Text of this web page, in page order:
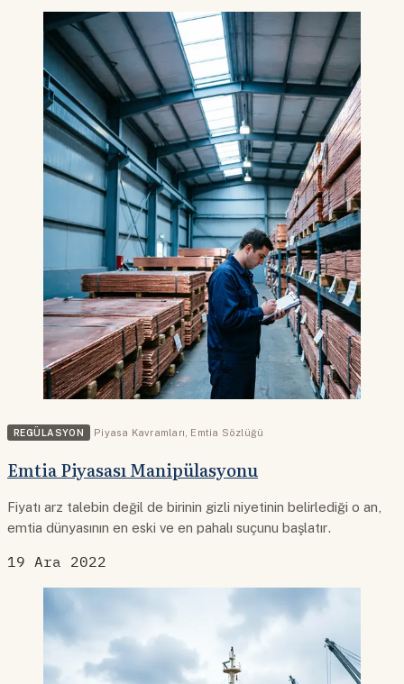
REGÜLASYON Piyasa Kavramları Emtia Sözlüğü
Emtia Piyasası Manipülasyonu
Fiyatı arz talebin değil de birinin gizli niyetinin belirlediği o an,
emtia dünyasının en eski ve en pahalı suçunu başlatır.
19 Ara 2022